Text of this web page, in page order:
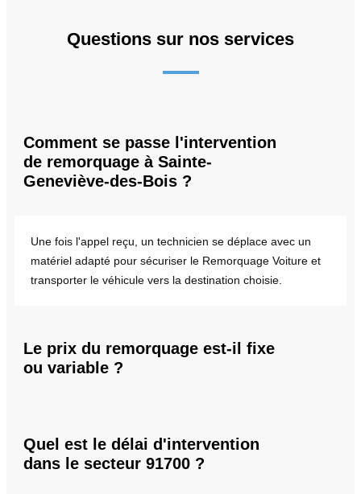
Questions sur nos services
Comment se passe l'intervention
de remorquage à Sainte-
Geneviève-des-Bois ?
Une fois l'appel reçu, un technicien se déplace avec un
matériel adapté pour sécuriser le Remorquage Voiture et
transporter le véhicule vers la destination choisie.
Le prix du remorquage est-il fixe
ou variable ?
Quel est le délai d'intervention
dans le secteur 91700 ?